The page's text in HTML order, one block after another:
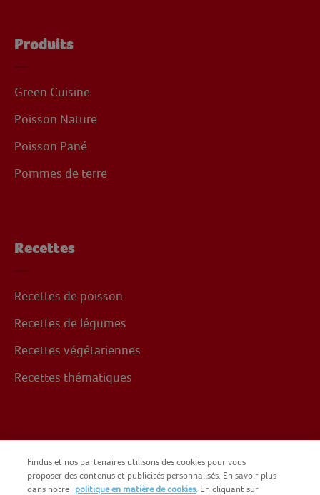
Produits
Green Cuisine
Poisson Nature
Poisson Pané
Pommes de terre
Recettes
Recettes de poisson
Recettes de légumes
Recettes végétariennes
Recettes thématiques
Findus et nos partenaires utilisons des cookies pour vous
proposer des contenus et publicités personnalisés. En savoir plus
dans notre politique en matière de cookies. En cliquant sur